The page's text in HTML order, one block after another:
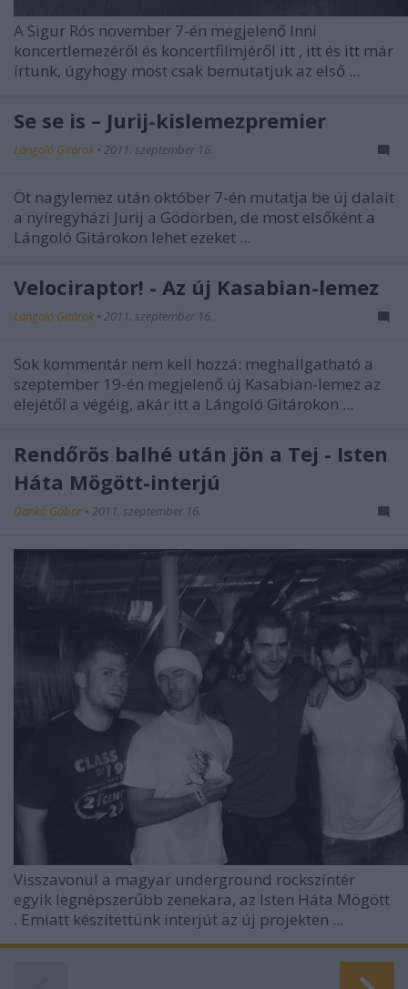
A Sigur Rós november 7-én megjelenő Inni
koncertlemezéről és koncertfilmjéről itt , itt és itt már
írtunk, úgyhogy most csak bemutatjuk az első ...
Se se is – Jurij-kislemezpremier
Lángoló Gitárok • 2011. szeptember 16.
Öt nagylemez után október 7-én mutatja be új dalait
a nyíregyházi Jurij a Gödörben, de most elsőként a
Lángoló Gitárokon lehet ezeket ...
Velociraptor! - Az új Kasabian-lemez
Lángoló Gitárok • 2011. szeptember 16.
Sok kommentár nem kell hozzá: meghallgatható a
szeptember 19-én megjelenő új Kasabian-lemez az
elejétől a végéig, akár itt a Lángoló Gitárokon ...
Rendőrös balhé után jön a Tej - Isten
Háta Mögött-interjú
Dankó Gábor • 2011. szeptember 16.
Visszavonul a magyar underground rockszíntér
egyik legnépszerűbb zenekara, az Isten Háta Mögött
. Emiatt készítettünk interjút az új projekten ...